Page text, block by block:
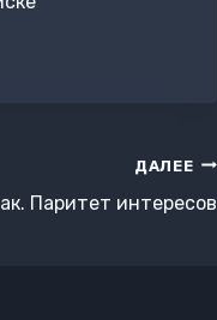
ДАЛЕЕ
Паритет интересов